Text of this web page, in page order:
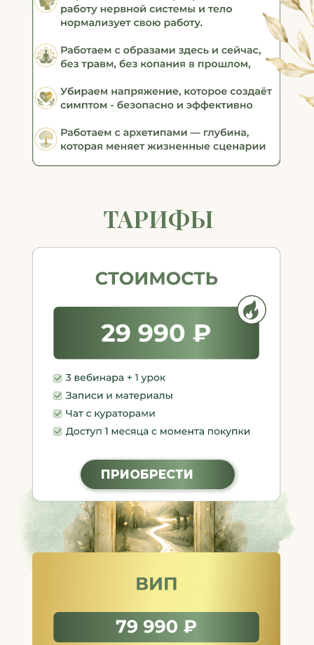
ВАШИ ОПАСЕНИЯ — ЭТО
НОРМАЛЬНО.
Интенсив Архетипы — это не про лечение.
состояния, через их родной язык — язык
Хочу на интенсив!